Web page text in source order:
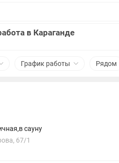
в Караганде
График работы Рядом
сауну
67/1